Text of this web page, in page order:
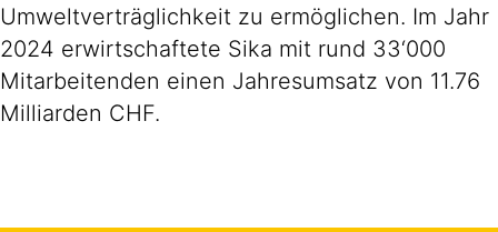
Umweltverträglichkeit zu ermöglichen. Im Jahr
2024 erwirtschaftete Sika mit rund 33‘000
Mitarbeitenden einen Jahresumsatz von 11.76
Milliarden CHF.